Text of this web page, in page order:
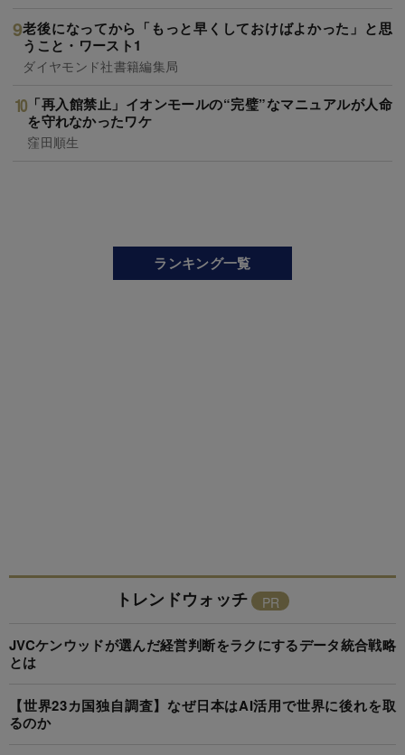
老後になってから「もっと早くしておけばよかった」と思
うこと・ワースト1
ダイヤモンド社書籍編集局
「再入館禁止」イオンモールの“完璧”なマニュアルが人命
を守れなかったワケ
窪田順生
ランキング一覧
トレンドウォッチ
JVCケンウッドが選んだ経営判断をラクにするデータ統合戦略
とは
【世界23カ国独自調査】なぜ日本はAI活用で世界に後れを取
るのか